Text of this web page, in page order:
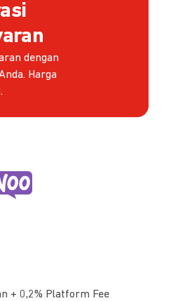
dengan
Harga
+ 0,2% Platform Fee